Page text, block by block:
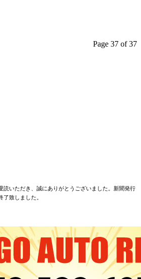
Page 37 of 37
読いただき、誠にありがとうございました。新聞発行
了致しました。